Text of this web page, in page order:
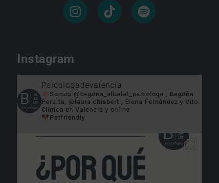
Instagram
Psicologadevalencia
Somos @begona_albalat_psicologa , Begoña
Peraita, @laura.chisbert , Elena Fernández y Vito.
Clínica en Valencia y online
Petfriendly